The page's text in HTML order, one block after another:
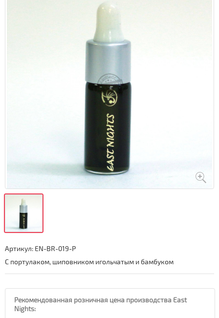
Артикул: EN-BR-019-P
С портулаком, шиповником игольчатым и бамбуком
Рекомендованная розничная цена производства East
Nights: